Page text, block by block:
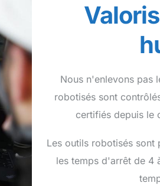
Nous n'enlevons pas
robotisés sont
certifiés depuis le
Les outils robotisés sont
les temps d'arrêt de 4